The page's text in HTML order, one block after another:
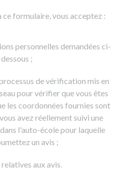
ce formulaire, vous acceptez :
personnelles demandées ci-
dessous ;
de vérification mis en
pour vérifier que vous êtes
les coordonnées fournies sont
avez réellement suivi une
l'auto-école pour laquelle
un avis ;
relatives aux avis.